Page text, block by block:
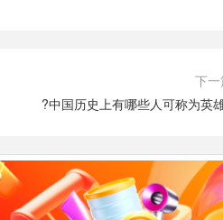
下一
?中国历史上有哪些人可称为英